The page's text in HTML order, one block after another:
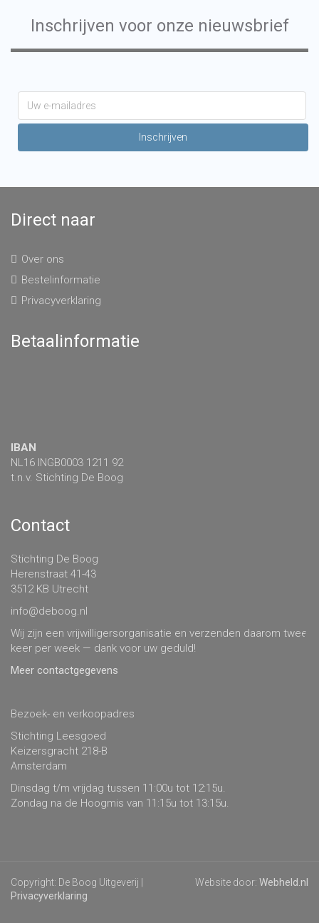
Inschrijven voor onze nieuwsbrief
Direct naar
Over ons
Bestelinformatie
Privacyverklaring
Betaalinformatie
IBAN
NL16 INGB0003 1211 92
t.n.v. Stichting De Boog
Contact
Stichting De Boog
Herenstraat 41-43
3512 KB Utrecht
info@deboog.nl
Wij zijn een vrijwilligersorganisatie en verzenden daarom twee
keer per week — dank voor uw geduld!
Meer contactgegevens
Bezoek- en verkoopadres
Stichting Leesgoed
Keizersgracht 218-B
Amsterdam
Dinsdag t/m vrijdag tussen 11:00u tot 12:15u.
Zondag na de Hoogmis van 11:15u tot 13:15u.
Copyright: De Boog Uitgeverij |
Privacyverklaring
Website door: Webheld.nl